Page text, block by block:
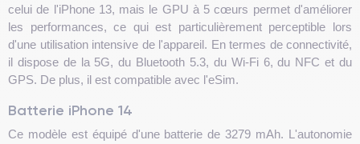
celui de l'iPhone 13, mais le GPU à 5 cœurs permet d'améliorer
les performances, ce qui est particulièrement perceptible lors
d'une utilisation intensive de l'appareil. En termes de connectivité,
il dispose de la 5G, du Bluetooth 5.3, du Wi-Fi 6, du NFC et du
GPS. De plus, il est compatible avec l'eSim.
Batterie iPhone 14
Ce modèle est équipé d'une batterie de 3279 mAh. L'autonomie